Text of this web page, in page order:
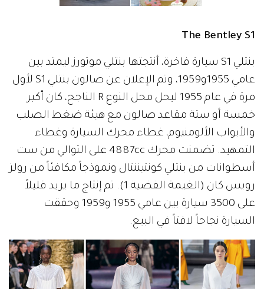
The Bentley S1
بنتلي S1 سيارة فاخرة، أنتجتها بنتلي موتورز ليمتد بين
عامي 1955و1959، وتم الإعلان عن صالون بنتلي S1 لأول
مرة في عام 1955 ليحل محل النوع R الناجح، كان أكبر
خمسة أو ستة مقاعد صالون مع هيئة ضغط الصلب
والأبواب الألومنيوم، غطاء محرك السيارة وغطاء
التمهيد. تضمنت محرك 4887cc على التوالي من ست
أسطوانات من بنتلي كونتيننتال ونموذجاً مكافئاً من رولز
رويس كان (الغيمة الفضية 1). تم إنتاج ما يزيد قليلاً
على 3500 سيارة بين عامي 1955 و1959 وحققت
السيارة نجاحاً لافتاً في البيع.